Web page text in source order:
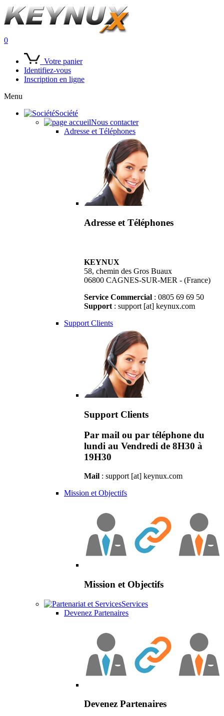
0
Votre panier
Identifiez-vous
Inscription en ligne
Menu
Société
Nous contacter
Adresse et Téléphones
Adresse et Téléphones
KEYNUX
58, chemin des Gros Buaux
06800 CAGNES-SUR-MER - (France)
Service Commercial : 0805 69 69 50
Support : support [at] keynux.com
Support Clients
Support Clients
Par mail ou par téléphone du
lundi au Vendredi de 8H30 à
19H30
Mail : support [at] keynux.com
Mission et Objectifs
Mission et Objectifs
Services
Devenez Partenaires
Devenez Partenaires